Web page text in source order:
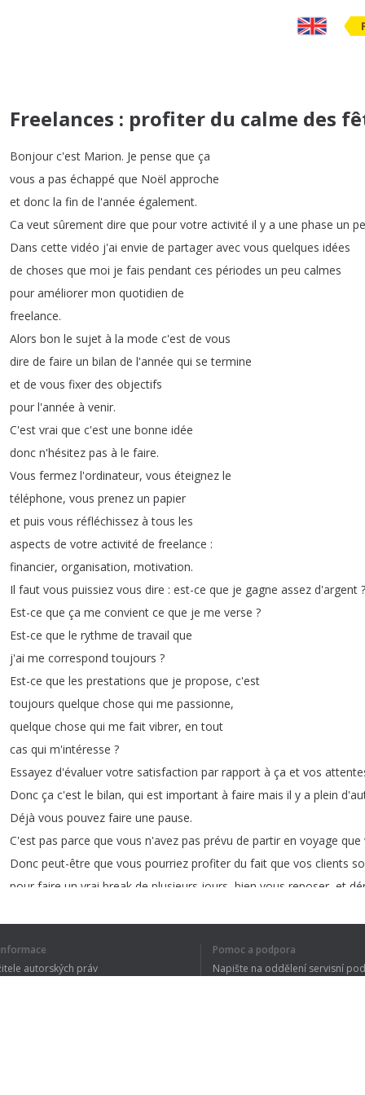
Freelances : profiter du calme des
Bonjour c'est Marion. Je pense que ça
vous a pas échappé que Noël approche
et donc la fin de l'année également.
Ca veut sûrement dire que pour votre activité il y a une phase un
Dans cette vidéo j'ai envie de partager avec vous quelques idées
de choses que moi je fais pendant ces périodes un peu calmes
pour améliorer mon quotidien de
freelance.
Alors bon le sujet à la mode c'est de vous
dire de faire un bilan de l'année qui se termine
et de vous fixer des objectifs
pour l'année à venir.
C'est vrai que c'est une bonne idée
donc n'hésitez pas à le faire.
Vous fermez l'ordinateur, vous éteignez le
téléphone, vous prenez un papier
et puis vous réfléchissez à tous les
aspects de votre activité de freelance :
financier, organisation, motivation.
Il faut vous puissiez vous dire : est-ce que je gagne assez d'argent ?
Est-ce que ça me convient ce que je me verse ?
Est-ce que le rythme de travail que
j'ai me correspond toujours ?
Est-ce que les prestations que je propose, c'est
toujours quelque chose qui me passionne,
quelque chose qui me fait vibrer, en tout
cas qui m'intéresse ?
Essayez d'évaluer votre satisfaction par rapport à ça et vos
Donc ça c'est le bilan, qui est important à faire mais il y a plein
Déjà vous pouvez faire une pause.
C'est pas parce que vous n'avez pas prévu de partir en voyage que
Donc peut-être que vous pourriez profiter du fait que vos clients
pour faire un vrai break de plusieurs jours bien vous reposer et
1 2 3 4
informace
autorských práv
Pomoc a podpora
Napište na oddělení servisní